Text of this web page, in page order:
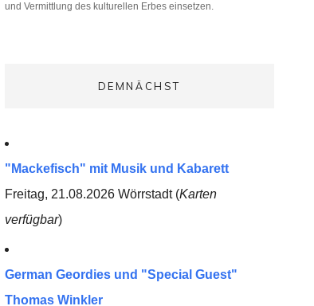
und Vermittlung des kulturellen Erbes einsetzen.
DEMNÄCHST
"Mackefisch" mit Musik und Kabarett
Freitag, 21.08.2026 Wörrstadt (Karten
verfügbar)
German Geordies und "Special Guest"
Thomas Winkler